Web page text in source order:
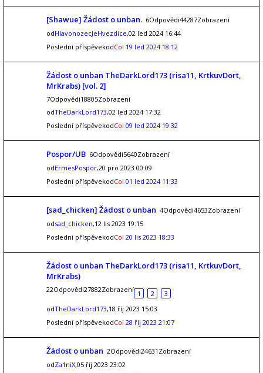
[Shawue] Žádost o unban. 6Odpovědi44287Zobrazení
odHlavonozecJeHvezdice,02 led 2024 16:44
Poslední příspěvekodCol 19 led 2024 18:12
Žádost o unban TheDarkLord173 (risa11, KrtkuvDort,
MrKrabs) [vol. 2]
7Odpovědi18805Zobrazení
odTheDarkLord173,02 led 2024 17:32
Poslední příspěvekodCol 09 led 2024 19:32
Pospor/UB 6Odpovědi5640Zobrazení
odErmesPospor,20 pro 2023 00:09
Poslední příspěvekodCol 01 led 2024 11:33
[sad_chicken] Žádost o unban 4Odpovědi4653Zobrazení
odsad_chicken,12 lis 2023 19:15
Poslední příspěvekodCol 20 lis 2023 18:33
Žádost o unban TheDarkLord173 (risa11, KrtkuvDort,
MrKrabs)
22Odpovědi27882Zobrazení 1 2
3
odTheDarkLord173,18 říj 2023 15:03
Poslední příspěvekodCol 28 říj 2023 21:07
Žádost o unban 2Odpovědi24631Zobrazení
odZa1niX,05 říj 2023 23:02